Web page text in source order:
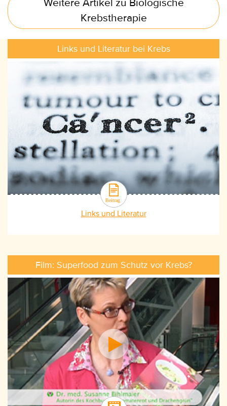
Weitere Artikel zu Biologische
Krebstherapie
Links und Literatur bei Krebs
Links und Literatur
Film: Superfood zum Schutz vor Krebs?